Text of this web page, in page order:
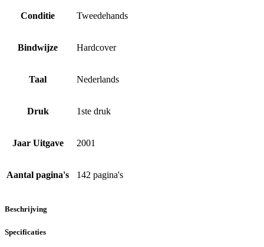
Conditie Tweedehands
Bindwijze Hardcover
Taal Nederlands
Druk 1ste druk
Jaar Uitgave 2001
Aantal pagina's 142 pagina's
Beschrijving
Specificaties